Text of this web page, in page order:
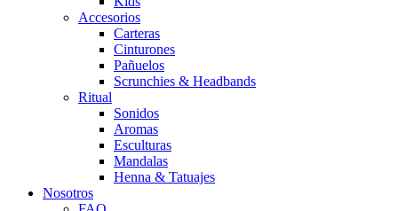
Accesorios
Carteras
Cinturones
Pañuelos
Scrunchies & Headbands
Ritual
Sonidos
Aromas
Esculturas
Mandalas
Henna & Tatuajes
Nosotros